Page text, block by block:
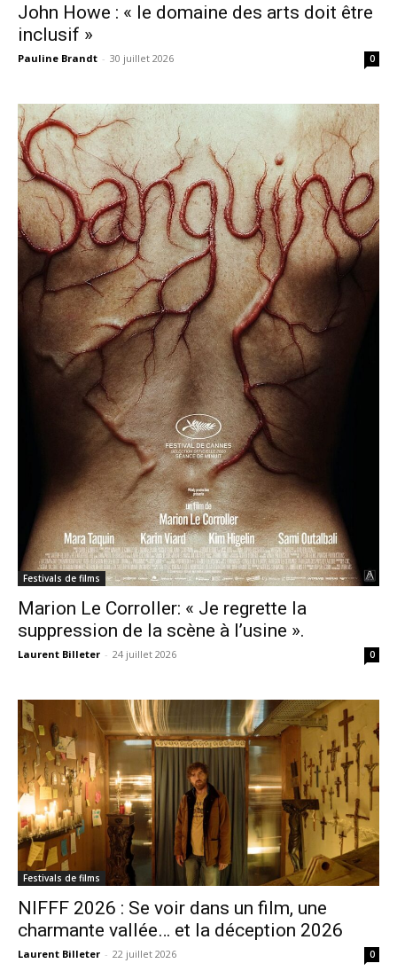
John Howe : « le domaine des arts doit être
inclusif »
Pauline Brandt - 30 juillet 2026 0
Festivals de films
Marion Le Corroller: « Je regrette la
suppression de la scène à l’usine ».
Laurent Billeter - 24 juillet 2026 0
Festivals de films
NIFFF 2026 : Se voir dans un film, une
charmante vallée… et la déception 2026
Laurent Billeter - 22 juillet 2026 0